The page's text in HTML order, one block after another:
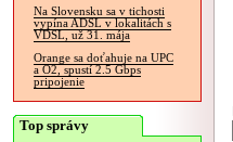
Na Slovensku sa v tichosti
vypína ADSL v lokalitách s
VDSL, už 31. mája
Orange sa doťahuje na UPC
a O2, spustí 2.5 Gbps
pripojenie
Top správy